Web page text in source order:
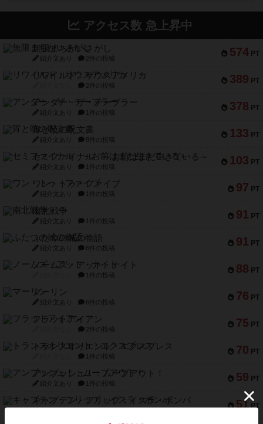
アクセス数 急上昇中
574 PT
無限まちがいさがし
紹介文あり 2件の投稿
389 PT
リワイルド：サウスアメリカ
2件の投稿
378 PT
アンダー・ザ・テーブラー
紹介文あり 1件の投稿
133 PT
宵と暁の呪文書
紹介文あり 8件の投稿
103 PT
セミファイナル ～お前はまだ生きている～
紹介文あり 1件の投稿
97 PT
ワン・トゥ・ファイブ
紹介文あり 1件の投稿
91 PT
南北戦争
紹介文あり 1件の投稿
91 PT
ふたつの城の物語
紹介文あり 6件の投稿
88 PT
ノームズ・アット・ナイト
1件の投稿
76 PT
マーリン
紹介文あり 6件の投稿
75 PT
フラットアイアン
2件の投稿
70 PT
トランスオリエント・エクスプレス
1件の投稿
59 PT
アンブッシュ！：ムーブアウト！
紹介文あり 1件の投稿
51 PT
キャプテン・フリップ：イスラ・ボンバ